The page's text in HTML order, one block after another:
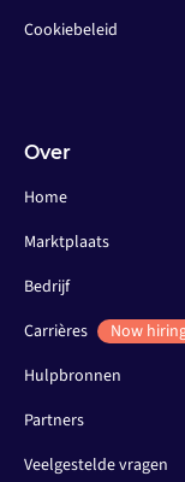
Cookiebeleid
Over
Home
Marktplaats
Bedrijf
Carrières
Now
Hulpbronnen
Partners
Veelgestelde vragen